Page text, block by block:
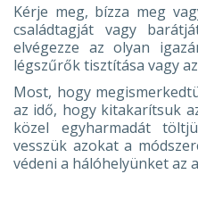
Kérje meg, bízza meg
családtagját vagy
elvégezze az olyan
légszűrők tisztítása vagy
Most, hogy
az idő, hogy kitakarítsuk
közel egyharmadát
vesszük azokat a
védeni a hálóhelyünket az